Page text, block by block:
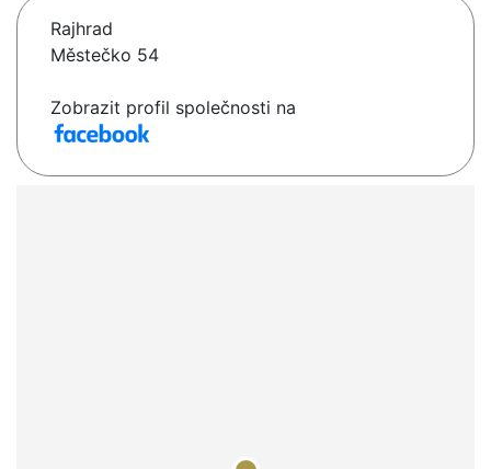
Rajhrad
Městečko 54
Zobrazit profil společnosti na